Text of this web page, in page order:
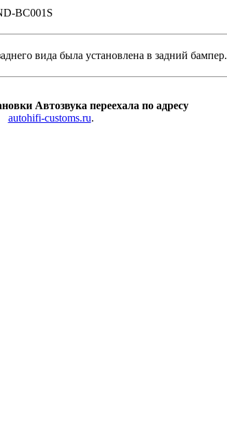
BC001S
вида была установлена в задний бампер.
Автозвука переехала по адресу
autohifi-customs.ru.